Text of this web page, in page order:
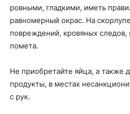
ровными, гладкими, иметь
равномерный окрас. На
повреждений, кровяных следов,
помета.
Не приобретайте яйца, а также
продукты, в местах
с рук.